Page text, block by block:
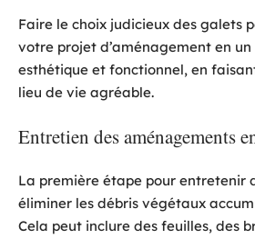
Faire le choix judicieux des galets
votre projet d’aménagement en
esthétique et fonctionnel, en
lieu de vie agréable.
Entretien des aménagements
La première étape pour entretenir
éliminer les débris végétaux
Cela peut inclure des feuilles, des